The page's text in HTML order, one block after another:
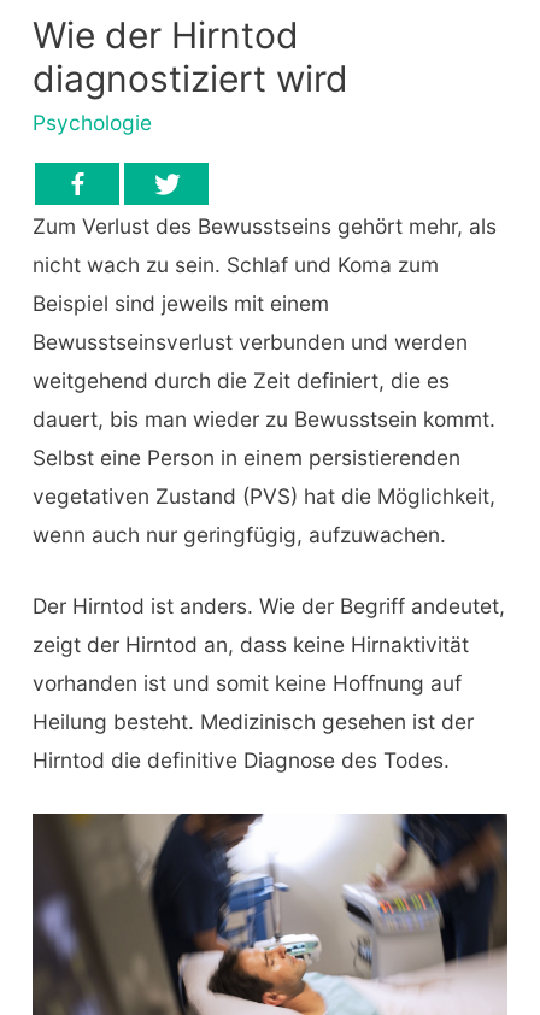
Wie der Hirntod
diagnostiziert wird
Psychologie
Zum Verlust des Bewusstseins gehört mehr, als
nicht wach zu sein. Schlaf und Koma zum
Beispiel sind jeweils mit einem
Bewusstseinsverlust verbunden und werden
weitgehend durch die Zeit definiert, die es
dauert, bis man wieder zu Bewusstsein kommt.
Selbst eine Person in einem persistierenden
vegetativen Zustand (PVS) hat die Möglichkeit,
wenn auch nur geringfügig, aufzuwachen.
Der Hirntod ist anders. Wie der Begriff andeutet,
zeigt der Hirntod an, dass keine Hirnaktivität
vorhanden ist und somit keine Hoffnung auf
Heilung besteht. Medizinisch gesehen ist der
Hirntod die definitive Diagnose des Todes.